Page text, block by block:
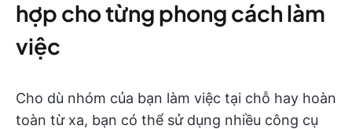
hợp cho từng phong cách làm
việc
Cho dù nhóm của bạn làm việc tại chỗ hay hoàn
toàn từ xa, bạn có thể sử dụng nhiều công cụ